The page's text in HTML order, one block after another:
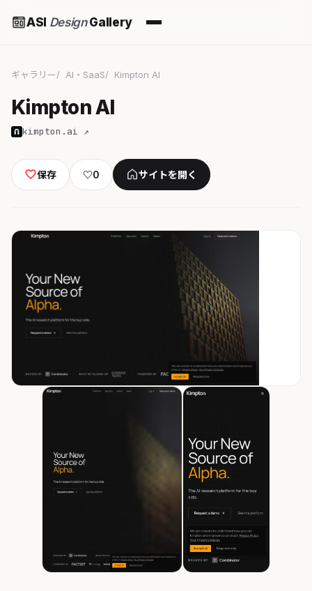
ASI DesignGallery
ギャラリー AI・SaaS Kimpton AI
Kimpton AI
kimpton.ai ↗
保存 ♡0 サイトを開く